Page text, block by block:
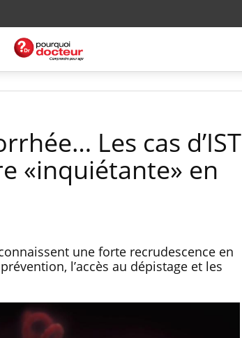
Les cas d’IST
«inquiétante» en
une forte recrudescence en
l’accès au dépistage et les